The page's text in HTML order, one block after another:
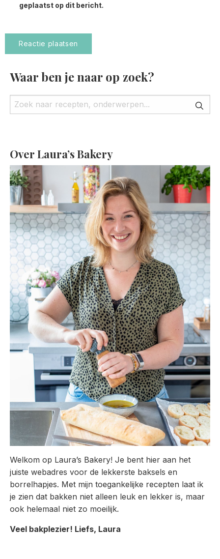
geplaatst op dit bericht.
Waar ben je naar op zoek?
Over Laura’s Bakery
Welkom op Laura’s Bakery! Je bent hier aan het
juiste webadres voor de lekkerste baksels en
borrelhapjes. Met mijn toegankelijke recepten laat ik
je zien dat bakken niet alleen leuk en lekker is, maar
ook helemaal niet zo moeilijk.
Veel bakplezier! Liefs, Laura